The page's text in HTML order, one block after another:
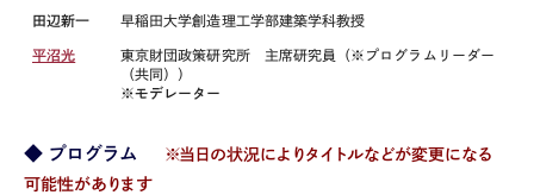
田辺新一 早稲田大学創造理工学部建築学科教授
平沼光
東京財団政策研究所 主席研究員（※プログラムリーダー
（共同））
※モデレーター
◆ プログラム
※当日の状況によりタイトルなどが変更になる
可能性があります